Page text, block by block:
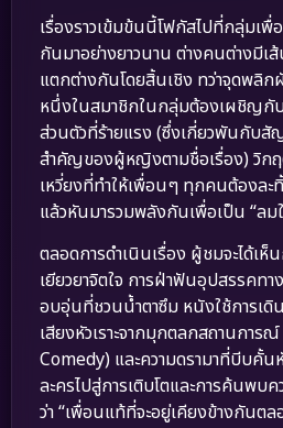
เรื่องราวเข้มข้นนี้โฟกัสไปที่กลุ่ม
กันมาอย่างยาวนาน ต่างคนต่างมีเ
แตกต่างกันโดยสิ้นเชิง ทว่าจุดพลิ
หนึ่งในสมาชิกในกลุ่มต้องเผชิญกั
ส่วนตัวที่ร้ายแรง (ซึ่งเกี่ยวพันกับ
สำคัญของผู้หญิงตามชื่อเรื่อง) วิก
เหวี่ยงที่ทำให้เพื่อนๆ ทุกคนต้องละ
แล้วหันมารวมพลังกันเพื่อเป็น “ล
ตลอดการดำเนินเรื่อง ผู้ชมจะได้เห็
เยียวยาจิตใจ การฝ่าฟันอุปสรรคท
อบอุ่นที่ชวนน้ำตาซึม หนังใช้การเดิ
เสียงหัวเราะจากมุกตลกสถานกา
Comedy) และความดรามาที่บีบคั้น
ละครไปสู่การเติบโตและการค้นพบ
ว่า “เพื่อนแท้ที่จะอยู่เคียงข้างกันตล